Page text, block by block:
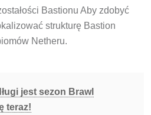
Bastionu Aby zdobyć
strukturę Bastion
Netheru.
jest sezon Brawl
teraz!